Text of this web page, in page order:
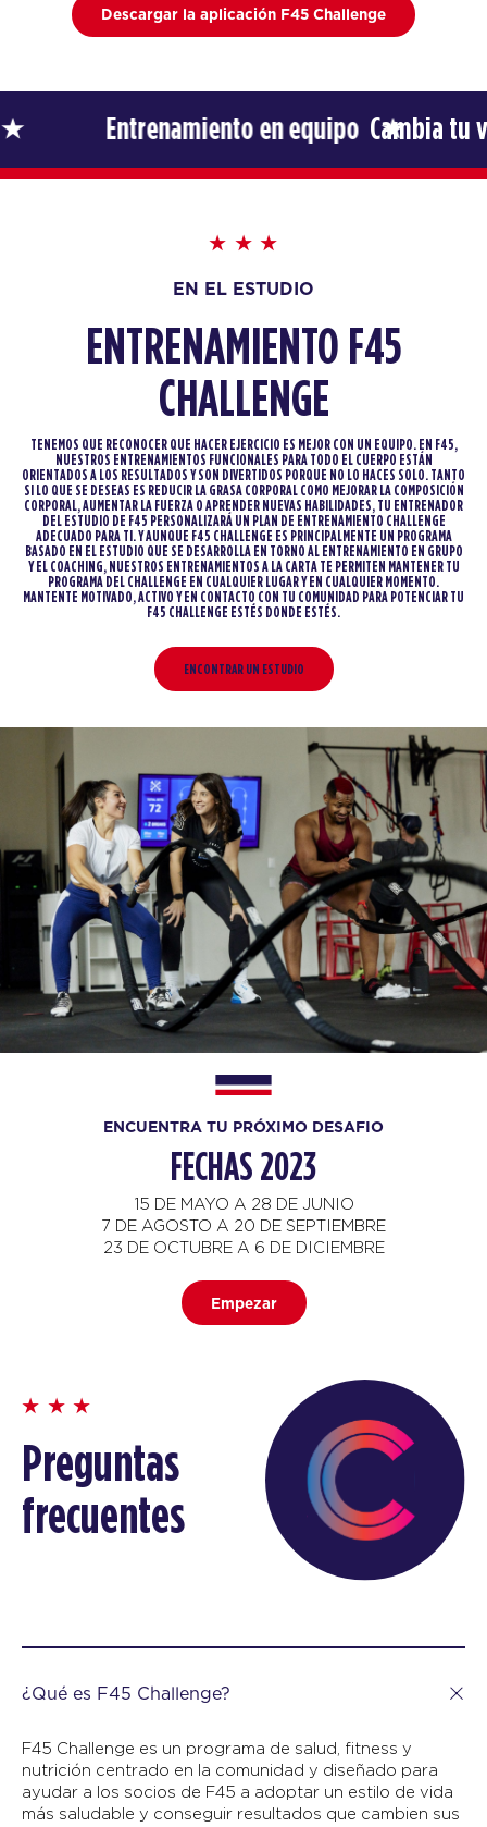
Descargar la aplicación F45 Challenge
Entrenamiento en equipoCambia tu vida
EN EL ESTUDIO
ENTRENAMIENTO F45
CHALLENGE
TENEMOS QUE RECONOCER QUE HACER EJERCICIO ES MEJOR CON UN EQUIPO. EN F45,
NUESTROS ENTRENAMIENTOS FUNCIONALES PARA TODO EL CUERPO ESTÁN
ORIENTADOS A LOS RESULTADOS Y SON DIVERTIDOS PORQUE NO LO HACES SOLO. TANTO
SI LO QUE SE DESEAS ES REDUCIR LA GRASA CORPORAL COMO MEJORAR LA COMPOSICIÓN
CORPORAL, AUMENTAR LA FUERZA O APRENDER NUEVAS HABILIDADES, TU ENTRENADOR
DEL ESTUDIO DE F45 PERSONALIZARÁ UN PLAN DE ENTRENAMIENTO CHALLENGE
ADECUADO PARA TI. Y AUNQUE F45 CHALLENGE ES PRINCIPALMENTE UN PROGRAMA
BASADO EN EL ESTUDIO QUE SE DESARROLLA EN TORNO AL ENTRENAMIENTO EN GRUPO
Y EL COACHING, NUESTROS ENTRENAMIENTOS A LA CARTA TE PERMITEN MANTENER TU
PROGRAMA DEL CHALLENGE EN CUALQUIER LUGAR Y EN CUALQUIER MOMENTO.
MANTENTE MOTIVADO, ACTIVO Y EN CONTACTO CON TU COMUNIDAD PARA POTENCIAR TU
F45 CHALLENGE ESTÉS DONDE ESTÉS.
ENCONTRAR UN ESTUDIO
ENCUENTRA TU PRÓXIMO DESAFIO
FECHAS 2023
15 DE MAYO A 28 DE JUNIO
7 DE AGOSTO A 20 DE SEPTIEMBRE
23 DE OCTUBRE A 6 DE DICIEMBRE
Empezar
Preguntas
frecuentes
¿Qué es F45 Challenge?
F45 Challenge es un programa de salud, fitness y
nutrición centrado en la comunidad y diseñado para
ayudar a los socios de F45 a adoptar un estilo de vida
más saludable y conseguir resultados que cambien sus